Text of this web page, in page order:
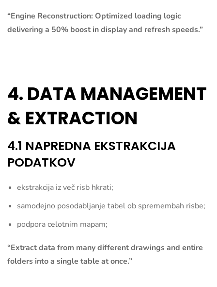
“Engine Reconstruction: Optimized loading logic
delivering a 50% boost in display and refresh speeds.”
4. DATA MANAGEMENT
& EXTRACTION
4.1 NAPREDNA EKSTRAKCIJA
PODATKOV
ekstrakcija iz več risb hkrati;
samodejno posodabljanje tabel ob spremembah risbe;
podpora celotnim mapam;
“Extract data from many different drawings and entire
folders into a single table at once.”